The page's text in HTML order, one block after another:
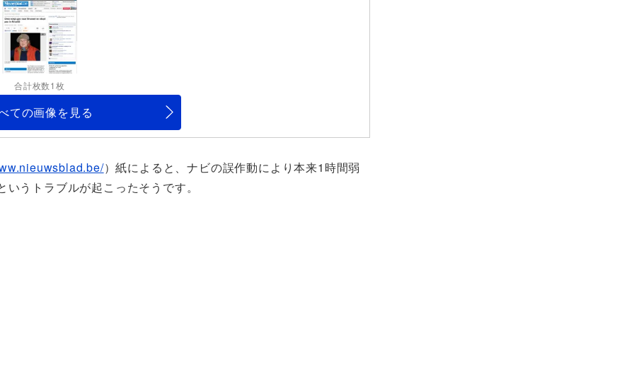
合計枚数1枚
ての画像を見る
）紙によると、ナビの誤作動により本来1時間弱
うトラブルが起こったそうです。